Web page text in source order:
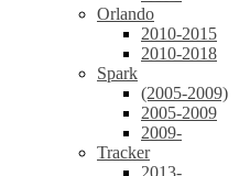
Orlando
2010-2015
2010-2018
Spark
(2005-2009)
2005-2009
2009-
Tracker
2013-